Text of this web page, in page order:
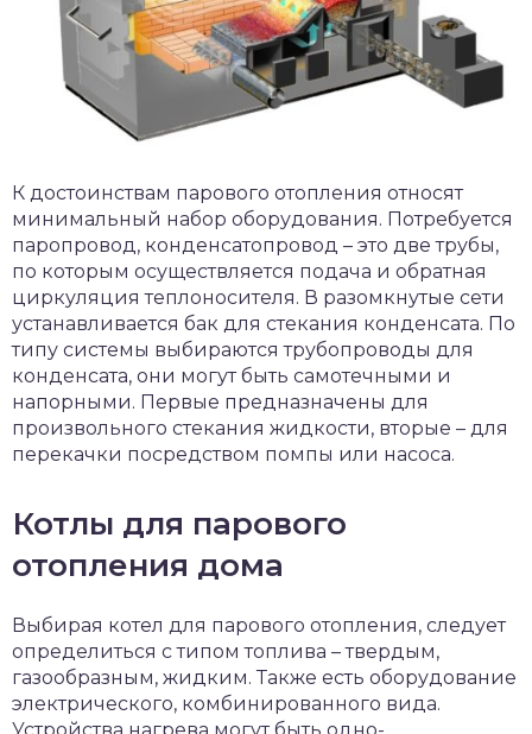
К достоинствам парового отопления относят
минимальный набор оборудования. Потребуется
паропровод, конденсатопровод – это две трубы,
по которым осуществляется подача и обратная
циркуляция теплоносителя. В разомкнутые сети
устанавливается бак для стекания конденсата. По
типу системы выбираются трубопроводы для
конденсата, они могут быть самотечными и
напорными. Первые предназначены для
произвольного стекания жидкости, вторые – для
перекачки посредством помпы или насоса.
Котлы для парового
отопления дома
Выбирая котел для парового отопления, следует
определиться с типом топлива – твердым,
газообразным, жидким. Также есть оборудование
электрического, комбинированного вида.